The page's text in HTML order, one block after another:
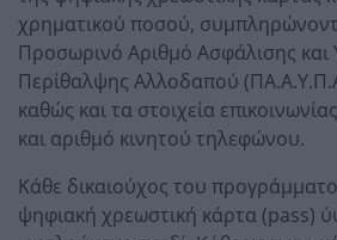
χρηματικού ποσού,
Προσωρινό Αριθμό Ασφάλισης και
Περίθαλψης Αλλοδαπού
καθώς και τα στοιχεία
και αριθμό κινητού τηλεφώνου.
Κάθε δικαιούχος του
ψηφιακή χρεωστική κάρτα (pass)